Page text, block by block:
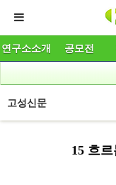
연구소소개 공모전
고성신문
15 흐